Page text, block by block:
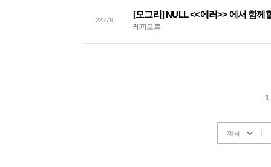
22279
[모그리] NULL <<에러>> 에서 함께
레피오르
1